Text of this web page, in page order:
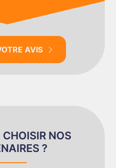
AVIS
NOS
?